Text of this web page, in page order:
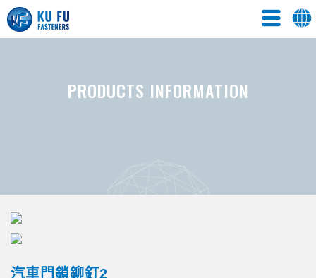
PRODUCTS INFORMATION
汽車門鎖鉚釘2